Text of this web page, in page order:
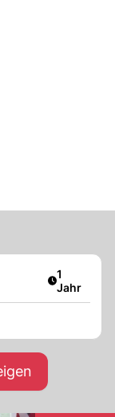
Artikel
1
Jahr